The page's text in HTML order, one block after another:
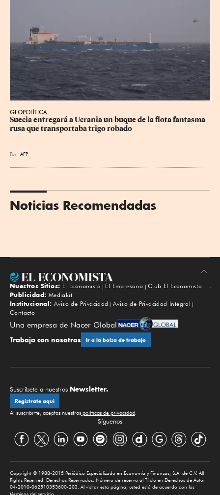
GEOPOLÍTICA
Suecia entregará a Ucrania un buque de la flota fantasma
rusa que transportaba trigo robado
Por AFP
Noticias Recomendadas
Subir
Nuestros Sitios: El Economista El Empresario
Club El Economista
Publicidad: Mediakit
Institucional: Aviso de Privacidad
Aviso de Privacidad Integral
Contacto
Una empresa de Nacer Global
Trabaja con nosotros Ir a la bolsa de trabajo
Suscríbete a nuestros Newsletter.
Regístrate aquí
Al suscribirte, aceptas nuestras políticas de privacidad.
Síguenos
Copyright © 1988-2015 Periódico Especializado en Economía y Finanzas, S.A. de C.V. All
Rights Reserved. Derechos Reservados. Número de reserva al Título en Derechos de Autor
04-2010-062510353600-203. Al visitar esta página, usted está de acuerdo con los
términos del servicio